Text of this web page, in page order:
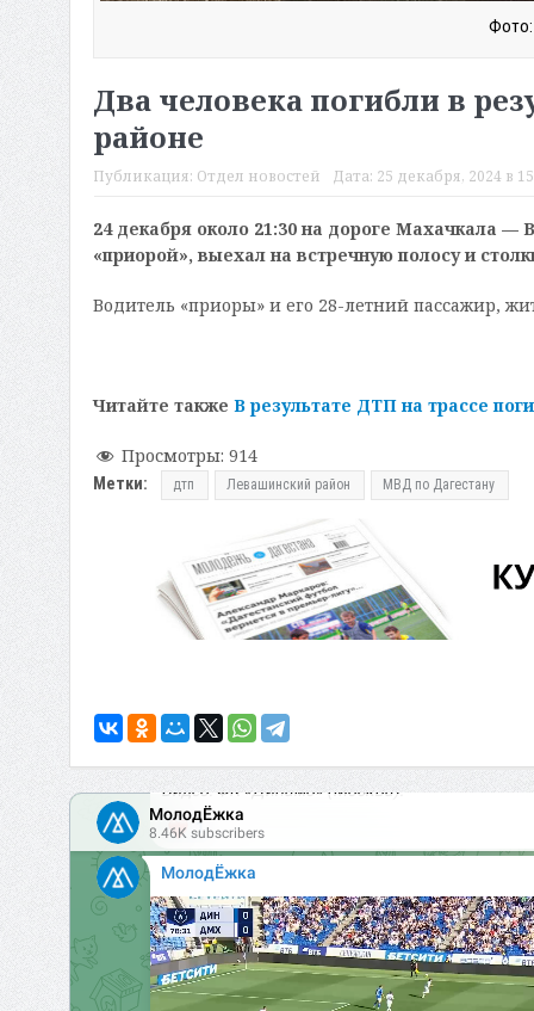
Два человека погибли в
районе
Публикация: Отдел новостей Дата: 25 декабря, 2024 в
24 декабря около 21:30 на дороге Махачкала
«приорой», выехал на встречную полосу и
Водитель «приоры» и его 28-летний пассажир,
Читайте такжеВ результате ДТП на трассе
Просмотры: 914
Метки: дтп Левашинский район МВД по Дагестану